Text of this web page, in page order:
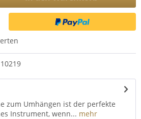
10219
zum Umhängen ist der perfekte
Instrument, wenn... mehr